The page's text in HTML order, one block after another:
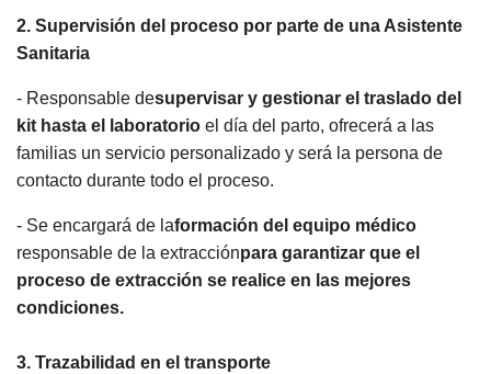
2. Supervisión del proceso por parte de una Asistente
Sanitaria
- Responsable desupervisar y gestionar el traslado del
kit hasta el laboratorio el día del parto, ofrecerá a las
familias un servicio personalizado y será la persona de
contacto durante todo el proceso.
- Se encargará de laformación del equipo médico
responsable de la extracciónpara garantizar que el
proceso de extracción se realice en las mejores
condiciones.
3. Trazabilidad en el transporte